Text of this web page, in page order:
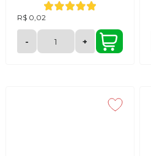
R$ 0,02
- +